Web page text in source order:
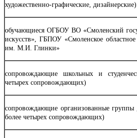
художественно-графические, дизайнерские)
обучающиеся ОГБОУ ВО «Смоленский
искусств», ГБПОУ «Смоленское
им. М.И. Глинки»
сопровождающие школьных и
четырех сопровождающих)
сопровождающие организованные группы
более четырех сопровождающих)